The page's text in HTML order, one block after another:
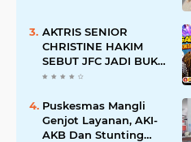
AKTRIS SENIOR
CHRISTINE HAKIM
SEBUT JFC JADI BUKTI
KREATIVITAS ANAK
Puskesmas Mangli
Genjot Layanan, AKI-
AKB Dan Stunting